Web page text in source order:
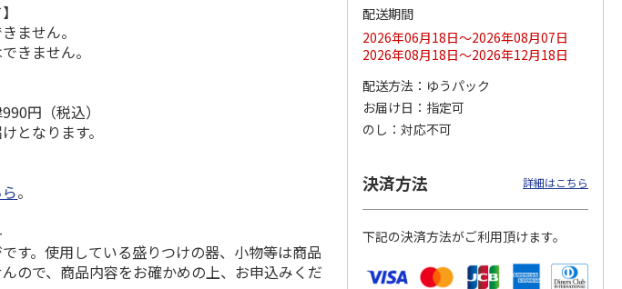
平 日本人最多53試
合連続出塁記念 コ
イ…
ドジャース 大谷翔
平 日本人最多53試
合連続出塁記念 シ
ル…
17,000円
(送料・税込)
谷翔平 2026 NL 3・
4月投手…
ません。
きません。
円（税込）
となります。
。
す。使用している盛りつけの器、小物等は商品
ので、商品内容をお確かめの上、お申込みくだ
配送期間
2026年06月18日～2026年08月07日
2026年08月18日～2026年12月18日
配送方法
ゆうパック
お届け日
指定可
のし
対応不可
決済方法 詳細はこちら
下記の決済方法がご利用頂けます。